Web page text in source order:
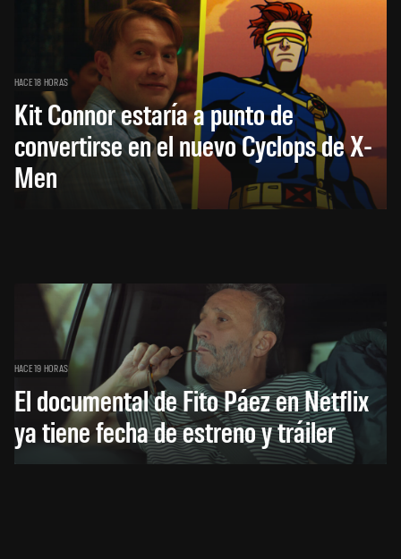
HACE 18 HORAS
Kit Connor estaría a punto de
convertirse en el nuevo Cyclops de X-
Men
HACE 19 HORAS
El documental de Fito Páez en Netflix
ya tiene fecha de estreno y tráiler